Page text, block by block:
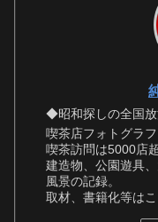
◆昭和探しの全国
喫茶店フォトグラフ
喫茶訪問は5000店
建造物、公園遊具
風景の記録。
取材、書籍化等は